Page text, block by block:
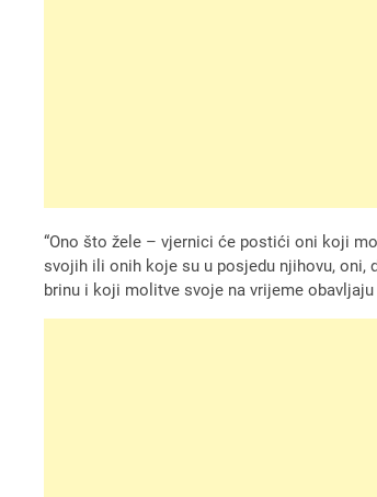
“Ono što žele – vjernici će postići oni koji
svojih ili onih koje su u posjedu njihovu, oni,
brinu i koji molitve svoje na vrijeme